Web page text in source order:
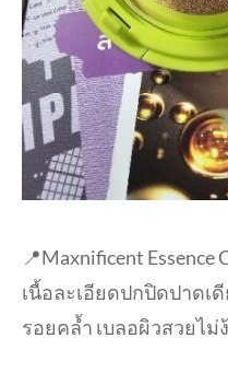
📍Maxnificent
เนื้อละเอียดปกปิดปาดเ
รอยคล้ำ เบลอผิวสวยไม่